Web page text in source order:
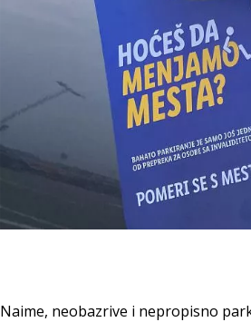
Naime, neobazrive i nepropisno